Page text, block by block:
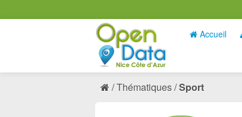
Accueil
Thématiques Sport